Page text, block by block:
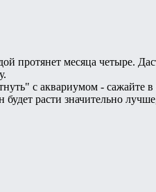
протянет месяца четыре.
с аквариумом -
будет расти значительно